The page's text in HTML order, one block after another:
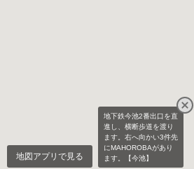
地下鉄今池2番出口を直
進し、横断歩道を渡り
ます。右へ向かい3件先
にMAHOROBAがあり
ます。【今池】
地図アプリで見る